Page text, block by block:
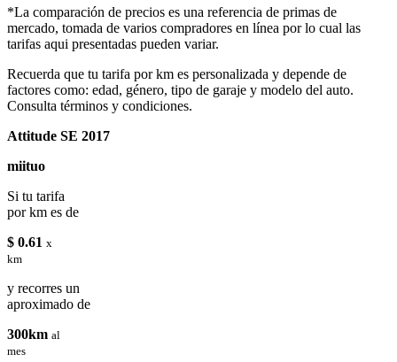
*La comparación de precios es una referencia de primas de
mercado, tomada de varios compradores en línea por lo cual las
tarifas aqui presentadas pueden variar.
Recuerda que tu tarifa por km es personalizada y depende de
factores como: edad, género, tipo de garaje y modelo del auto.
Consulta términos y condiciones.
Attitude SE 2017
miituo
Si tu tarifa
por km es de
$ 0.61 x
km
y recorres un
aproximado de
300km al
mes